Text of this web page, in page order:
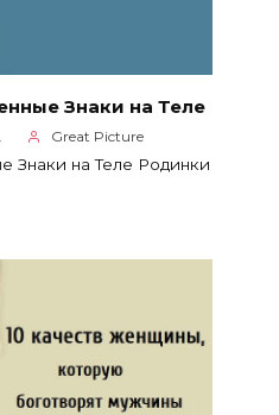
Знаки на Теле
Great Picture
Знаки на Теле Родинки